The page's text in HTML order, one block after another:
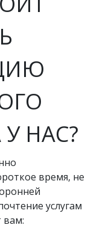
НАС?
время, не
услугам
вам: